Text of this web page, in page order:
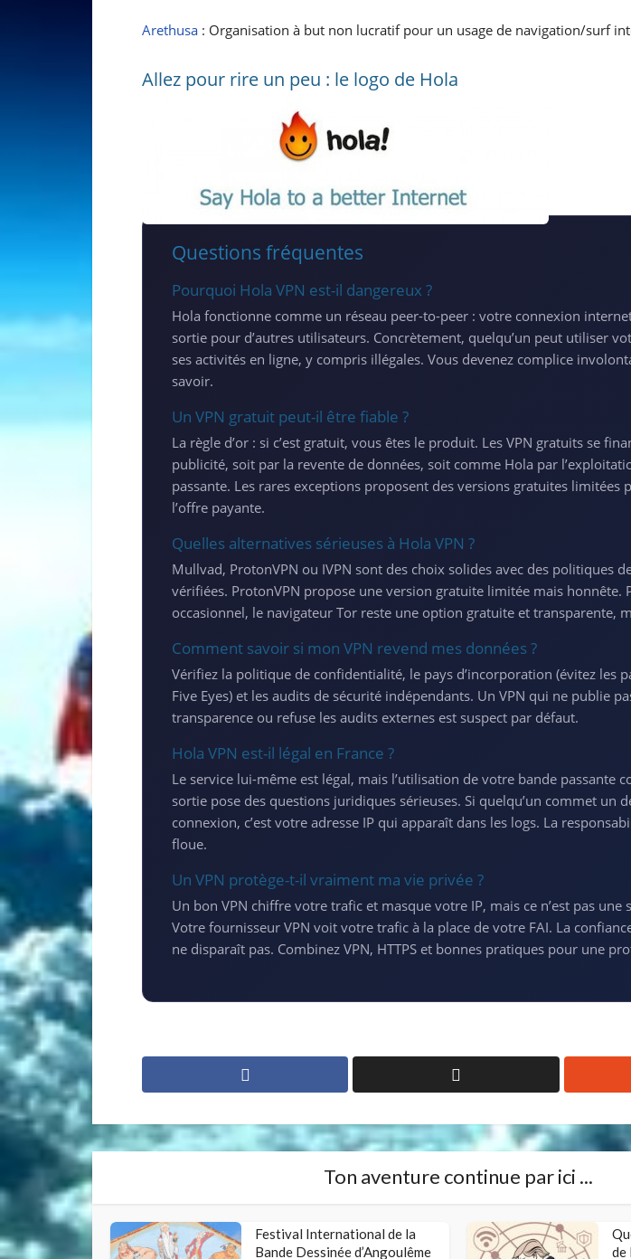
Arethusa : Organisation à but non lucratif pour un usage de navigation/surf
Allez pour rire un peu : le logo de Hola
Questions fréquentes
Pourquoi Hola VPN est-il dangereux ?
Hola fonctionne comme un réseau peer-to-peer : votre connexion
sortie pour d’autres utilisateurs. Concrètement, quelqu’un peut utiliser
ses activités en ligne, y compris illégales. Vous devenez complice
savoir.
Un VPN gratuit peut-il être fiable ?
La règle d’or : si c’est gratuit, vous êtes le produit. Les VPN gratuits se
publicité, soit par la revente de données, soit comme Hola par
passante. Les rares exceptions proposent des versions gratuites limitées
l’offre payante.
Quelles alternatives sérieuses à Hola VPN ?
Mullvad, ProtonVPN ou IVPN sont des choix solides avec des politiques
vérifiées. ProtonVPN propose une version gratuite limitée mais honnête.
occasionnel, le navigateur Tor reste une option gratuite et transparente,
Comment savoir si mon VPN revend mes données ?
Vérifiez la politique de confidentialité, le pays d’incorporation (évitez les
Five Eyes) et les audits de sécurité indépendants. Un VPN qui ne publie
transparence ou refuse les audits externes est suspect par défaut.
Hola VPN est-il légal en France ?
Le service lui-même est légal, mais l’utilisation de votre bande passante
sortie pose des questions juridiques sérieuses. Si quelqu’un commet un
connexion, c’est votre adresse IP qui apparaît dans les logs. La
floue.
Un VPN protège-t-il vraiment ma vie privée ?
Un bon VPN chiffre votre trafic et masque votre IP, mais ce n’est pas une
Votre fournisseur VPN voit votre trafic à la place de votre FAI. La
ne disparaît pas. Combinez VPN, HTTPS et bonnes pratiques pour une
Ton aventure continue par ici ...
Festival International de la
Bande Dessinée d’Angoulême
de